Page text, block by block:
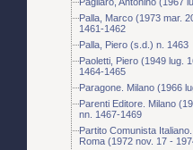
Palla, Marco (1973 mar.
1461-1462
Palla, Piero (s.d.) n. 1463
Paoletti, Piero (1949 lug.
1464-1465
Paragone. Milano (1966
Parenti Editore. Milano
nn. 1467-1469
Partito Comunista
Roma (1972 nov. 17 -